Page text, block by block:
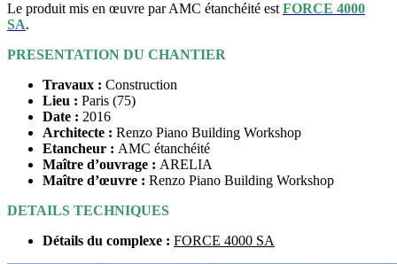
Le produit mis en œuvre par AMC étanchéité est FORCE 4000
SA.
PRESENTATION DU CHANTIER
Travaux : Construction
Lieu : Paris (75)
Date : 2016
Architecte : Renzo Piano Building Workshop
Etancheur : AMC étanchéité
Maître d’ouvrage : ARELIA
Maître d’œuvre : Renzo Piano Building Workshop
DETAILS TECHNIQUES
Détails du complexe : FORCE 4000 SA